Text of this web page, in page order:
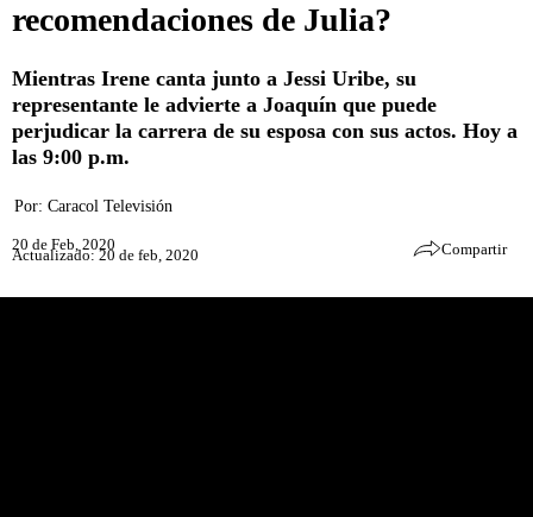
recomendaciones de Julia?
Mientras Irene canta junto a Jessi Uribe, su
representante le advierte a Joaquín que puede
perjudicar la carrera de su esposa con sus actos. Hoy a
las 9:00 p.m.
Por: Caracol Televisión
20 de Feb, 2020
Actualizado: 20 de feb, 2020 Compartir